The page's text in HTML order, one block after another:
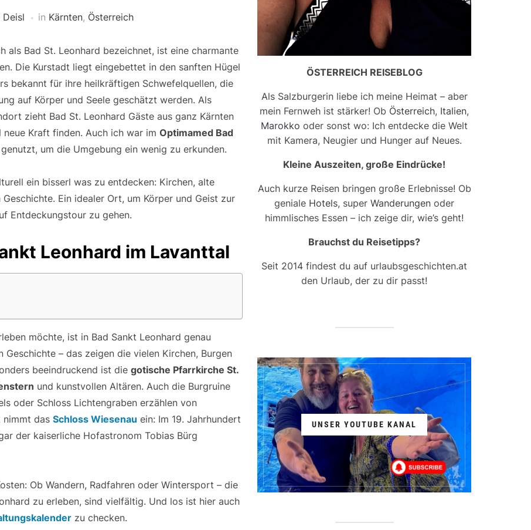
Deisl in Kärnten, Österreich
als Bad St. Leonhard bezeichnet, ist eine charmante
Die Kurstadt liegt eingebettet in den sanften Hügel
bekannt für ihre heilkräftigen Schwefelquellen, die
auf Körper und Seele geschätzt werden. Als
zieht Bad St. Leonhard Gäste aus ganz Kärnten
Kraft finden. Auch ich war im Optimamed Bad
um die Umgebung ein wenig zu erkunden.
ein bisserl was zu entdecken: Kirchen, alte
Ein idealer Ort, um Körper und Geist zur
Entdeckungstour zu gehen.
Leonhard im Lavanttal
möchte, ist in Bad Sankt Leonhard genau
– das zeigen die vielen Kirchen, Burgen
beeindruckend ist die gotische Pfarrkirche St.
und kunstvollen Altären. Auch die Burgruine
oder Schloss Lichtengraben erzählen von
nimmt das Schloss Wiesenau ein: Im 19. Jahrhundert
der kaiserliche Hofastronom Tobias Bürg
Ob Wandern, Radfahren oder Wintersport – die
zu erleben, sind vielfältig. Und los ist hier auch
zu checken.
ÖSTERREICH REISEBLOG
Als Salzburgerin liebe ich meine Heimat – aber
mein Fernweh ist stärker! Ob Österreich, Italien,
Marokko oder sonst wo: Ich entdecke die Welt
mit Kamera, Neugier und Hunger auf Neues.
Kleine Auszeiten, große Eindrücke!
Auch kurze Reisen bringen große Erlebnisse! Ob
geniale Hotels, super Wanderungen oder
himmlisches Essen – ich zeige dir, wie’s geht!
Brauchst du Reisetipps?
Seit 2014 findest du auf urlaubsgeschichten.at
den Urlaub, der zu dir passt!
UNSER YOUTUBE KANAL